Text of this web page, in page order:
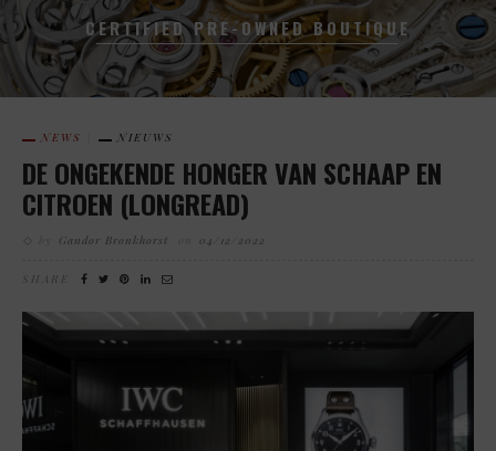
CERTIFIED PRE-OWNED BOUTIQUE
NEWS NIEUWS
DE ONGEKENDE HONGER VAN SCHAAP EN
CITROEN (LONGREAD)
Gandor Bronkhorst 04/12/2022
SHARE